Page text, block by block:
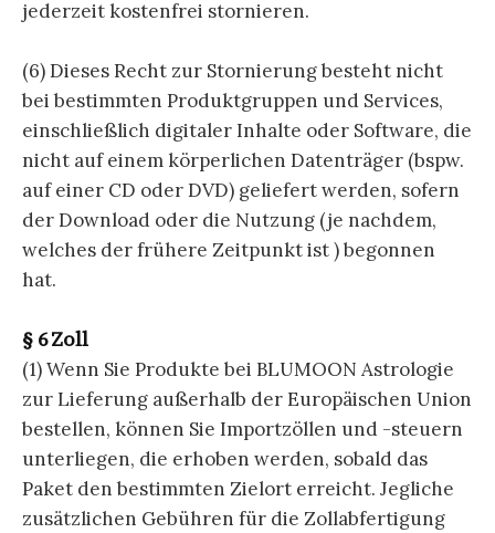
jederzeit kostenfrei stornieren.
(6) Dieses Recht zur Stornierung besteht nicht
bei bestimmten Produktgruppen und Services,
einschließlich digitaler Inhalte oder Software, die
nicht auf einem körperlichen Datenträger (bspw.
auf einer CD oder DVD) geliefert werden, sofern
der Download oder die Nutzung (je nachdem,
welches der frühere Zeitpunkt ist ) begonnen
hat.
§ 6 Zoll
(1) Wenn Sie Produkte bei BLUMOON Astrologie
zur Lieferung außerhalb der Europäischen Union
bestellen, können Sie Importzöllen und -steuern
unterliegen, die erhoben werden, sobald das
Paket den bestimmten Zielort erreicht. Jegliche
zusätzlichen Gebühren für die Zollabfertigung